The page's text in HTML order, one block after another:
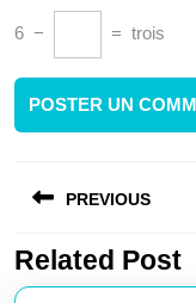
6 − = trois
de
l’article
PREVIOUS
Article
précédent
Related Post